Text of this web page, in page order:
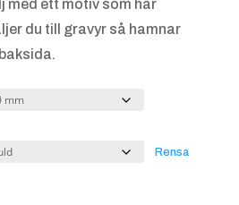
med ett motiv som har
du till gravyr så hamnar
Rensa